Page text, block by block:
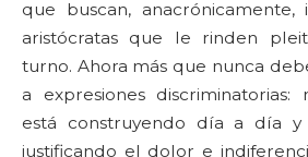
que buscan, anacrónicamente,
aristócratas que le rinden
turno. Ahora más que nunca
a expresiones discriminatorias:
está construyendo día a día
justificando el dolor e